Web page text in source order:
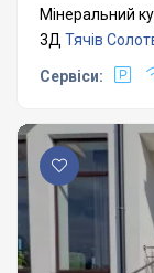
Мінеральний
3Д Тячів
Сервіси: